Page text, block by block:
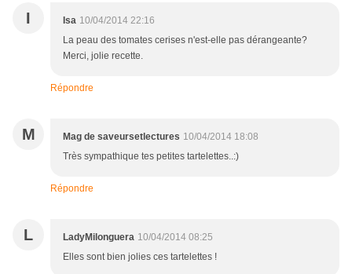
I Isa 10/04/2014 22:16
La peau des tomates cerises n'est-elle pas dérangeante?
Merci, jolie recette.
Répondre
M Mag de saveursetlectures 10/04/2014 18:08
Très sympathique tes petites tartelettes..:)
Répondre
L LadyMilonguera 10/04/2014 08:25
Elles sont bien jolies ces tartelettes !